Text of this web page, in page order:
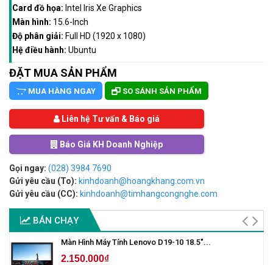
Card đồ họa: Intel Iris Xe Graphics
Màn hình: 15.6-Inch
Độ phân giải: Full HD (1920 x 1080)
Hệ điều hành: Ubuntu
ĐẶT MUA SẢN PHẨM
MUA HÀNG NGAY SO SÁNH SẢN PHẨM
Liên hệ Tư vấn & Báo giá
Báo Giá KH Doanh Nghiệp
Gọi ngay: (028) 3984 7690
Gửi yêu cầu (To): kinhdoanh@hoangkhang.com.vn
Gửi yêu cầu (CC): kinhdoanh@timhangcongnghe.com
BÁN CHẠY
Màn Hình Máy Tính Lenovo D19-10 18.5"...
2.150.000₫